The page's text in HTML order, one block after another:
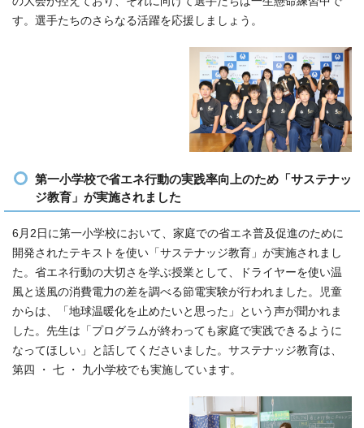
す。選手たちのさらなる活躍を応援しましょう。
第一小学校で省エネ行動の実践率向上のため「サステナッ
ジ教育」が実施されました
6月2日に第一小学校において、家庭での省エネ普及促進のために
開発されたテキストを使い「サステナッジ教育」が実施されまし
た。省エネ行動の大切さを学ぶ授業として、ドライヤーを使い温
風と送風の消費電力の差を調べる節電実験が行われました。児童
からは、「地球温暖化を止めたいと思った」という声が聞かれま
した。先生は「プログラムが終わっても家庭で実践できるように
なってほしい」と話してくださいました。サステナッジ教育は、
第四 ・ 七 ・ 九小学校でも実施しています。